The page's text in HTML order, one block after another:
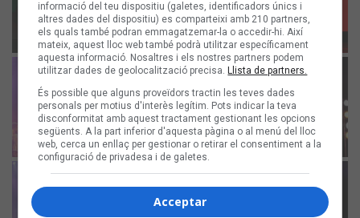
informació del teu dispositiu (galetes, identificadors únics i
altres dades del dispositiu) es comparteixi amb 210 partners,
els quals també podran emmagatzemar-la o accedir-hi. Així
mateix, aquest lloc web també podrà utilitzar específicament
aquesta informació. Nosaltres i els nostres partners podem
utilitzar dades de geolocalització precisa. Llista de partners.
És possible que alguns proveïdors tractin les teves dades
personals per motius d'interès legítim. Pots indicar la teva
disconformitat amb aquest tractament gestionant les opcions
següents. A la part inferior d'aquesta pàgina o al menú del lloc
web, cerca un enllaç per gestionar o retirar el consentiment a la
configuració de privadesa i de galetes.
Acceptar